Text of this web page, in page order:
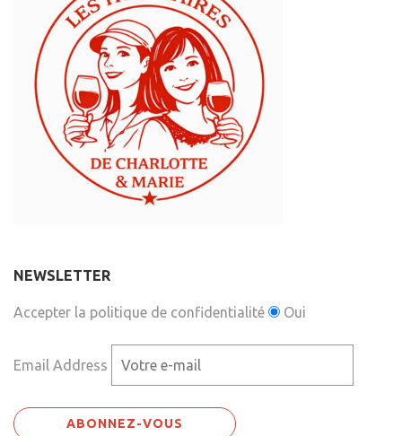
NEWSLETTER
Accepter la politique de confidentialité Oui
Email Address